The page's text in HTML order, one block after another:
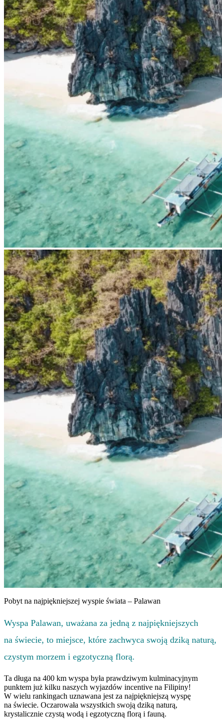
Pobyt na najpiękniejszej wyspie świata – Palawan
Wyspa Palawan, uważana za jedną z najpiękniejszych
na świecie, to miejsce, które zachwyca swoją dziką naturą,
czystym morzem i egzotyczną florą.
Ta długa na 400 km wyspa była prawdziwym kulminacyjnym
punktem już kilku naszych wyjazdów incentive na Filipiny!
W wielu rankingach uznawana jest za najpiękniejszą wyspę
na świecie. Oczarowała wszystkich swoją dziką naturą,
krystalicznie czystą wodą i egzotyczną florą i fauną.